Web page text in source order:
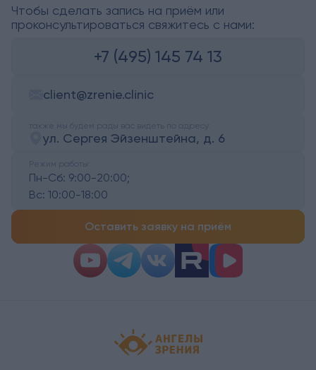
Чтобы сделать запись на приём или
проконсультироваться свяжитесь с нами:
+7 (495) 145 74 13
client@zrenie.clinic
также мы будем рады вас видеть по адресу:
ул. Сергея Эйзенштейна, д. 6
Режим работы:
Пн-Сб: 9:00-20:00;
Вс: 10:00-18:00
Оставить заявку на приём
Детская офтальмология Ангелы